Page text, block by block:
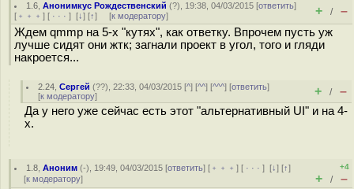
1.6 ,Анонимкус Рождественский (?), 19:38, 04/03/2015 [ответить]
[ ﹢﹢﹢ ] [ · · · ] [↓] [↑] [к модератору] + / –
Ждем qmmp на 5-х "кутях", как ответку. Впрочем пусть уж
лучше сидят они жтк; загнали проект в угол, того и гляди
накроется...
2.24 ,Сергей (??), 22:33, 04/03/2015 [^] [^^] [^^^] [ответить]
[к модератору] + / –
Да у него уже сейчас есть этот "альтернативный UI" и на 4-
х.
1.8 ,Аноним (-), 19:49, 04/03/2015 [ответить] [ ﹢﹢﹢] [ · · ·][↓] [↑]
[к модератору]
+4
+ / –